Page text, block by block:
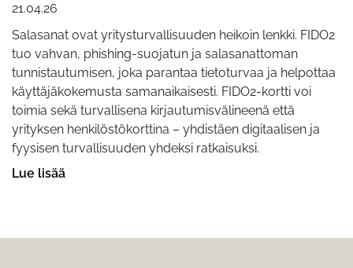
21.04.26
Salasanat ovat yritysturvallisuuden heikoin lenkki. FIDO2
tuo vahvan, phishing-suojatun ja salasanattoman
tunnistautumisen, joka parantaa tietoturvaa ja helpottaa
käyttäjäkokemusta samanaikaisesti. FIDO2-kortti voi
toimia sekä turvallisena kirjautumisvälineenä että
yrityksen henkilöstökorttina – yhdistäen digitaalisen ja
fyysisen turvallisuuden yhdeksi ratkaisuksi.
Lue lisää